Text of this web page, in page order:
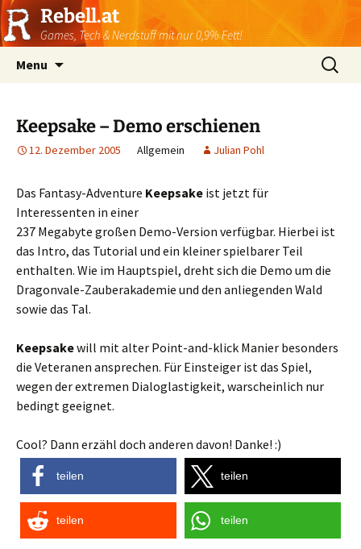
Rebell.at
Games, Tech & Nerdstuff mit nur 0,9% Fett!
Menu
Suchen
nach:
Keepsake – Demo erschienen
12. Dezember 2005 Allgemein Julian Pohl
Das Fantasy-Adventure Keepsake ist jetzt für
Interessenten in einer
237 Megabyte großen Demo-Version verfügbar. Hierbei ist
das Intro, das Tutorial und ein kleiner spielbarer Teil
enthalten. Wie im Hauptspiel, dreht sich die Demo um die
Dragonvale-Zauberakademie und den anliegenden Wald
sowie das Tal.
Keepsakewill mit alter Point-and-klick Manier besonders
die Veteranen ansprechen. Für Einsteiger ist das Spiel,
wegen der extremen Dialoglastigkeit, warscheinlich nur
bedingt geeignet.
Cool? Dann erzähl doch anderen davon! Danke! :)
teilen teilen
teilen teilen